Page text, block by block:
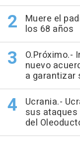
Muere el
los 68 años
O.Próximo.-
nuevo
a garantizar
Ucrania.-
sus
del